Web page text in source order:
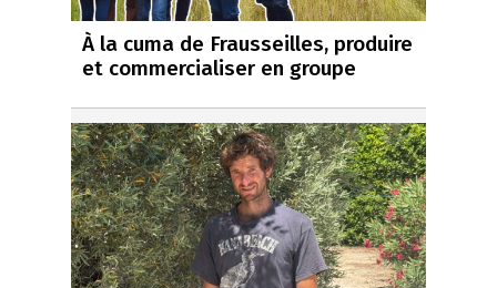
À la cuma de Frausseilles, produire
et commercialiser en groupe